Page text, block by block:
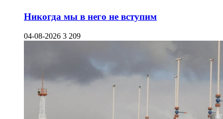
Никогда мы в него не вступим
04-08-2026 3 209